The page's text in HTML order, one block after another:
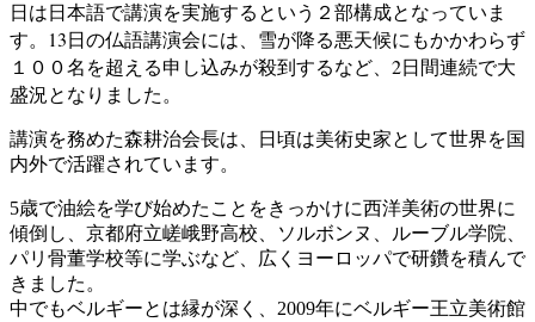
日は日本語で講演を実施するという２部構成となっていま
す。
13日の仏語講演会には、 雪が降る悪天候にもかかわらず
１００名を超える申し込みが殺到するなど、2日間連続で大
盛況となりました。
講演を務めた森耕治会長は、日頃は美術史家として世界を国
内外で活躍されています。
5歳で油絵を学び始めたことをきっかけに西洋美術の世界に
傾倒し、 京都府立嵯峨野高校、ソルボンヌ、ルーブル学院、
パリ骨董学校等に学ぶなど、広くヨーロッパで研鑽を積んで
きました。
中でもベルギーとは縁が深く、2009年にベルギー王立美術館